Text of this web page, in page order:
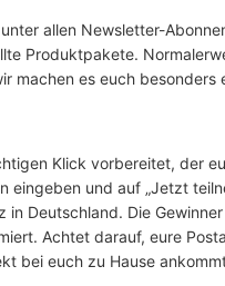
allen Newsletter-
Produktpakete.
machen es euch besonders
Klick vorbereitet, der
eingeben und auf „Jetzt
in Deutschland. Die
Achtet darauf, eure
bei euch zu Hause